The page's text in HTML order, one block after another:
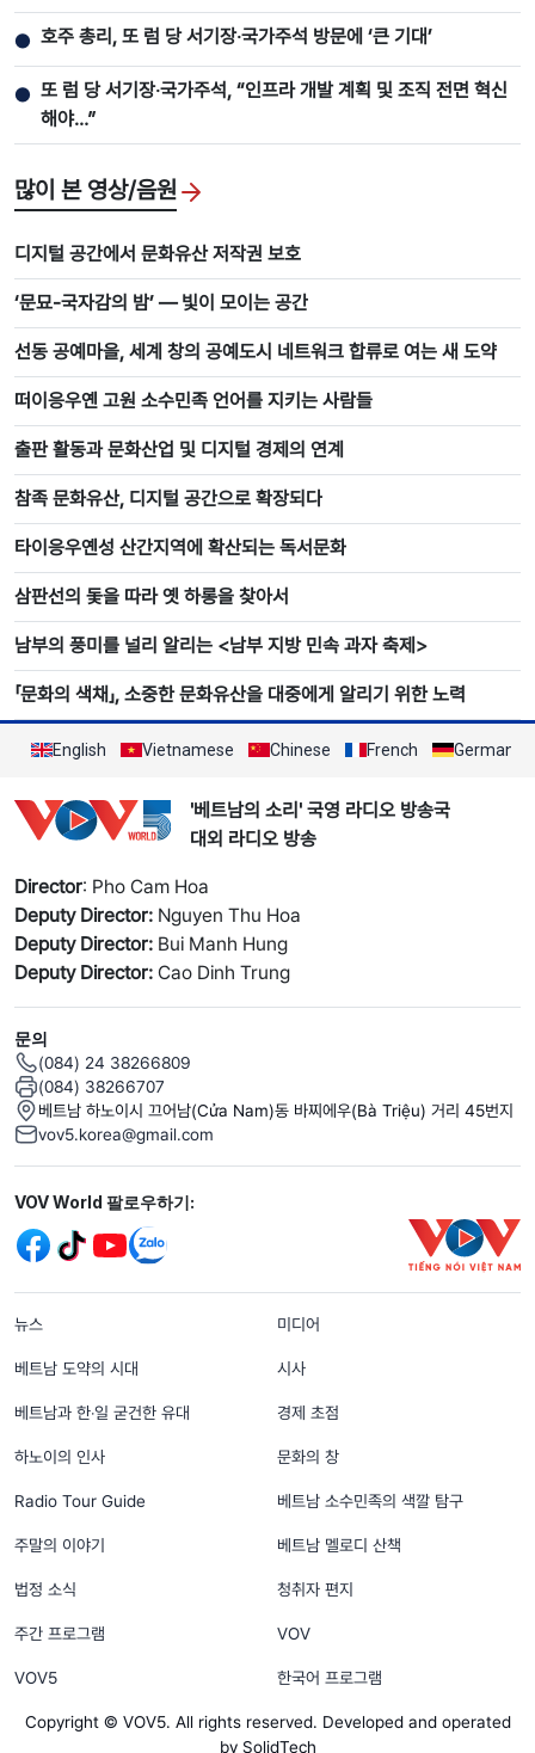
● 호주 총리, 또 럼 당 서기장‧국가주석 방문에 ‘큰 기대’
● 또 럼 당 서기장‧국가주석, “인프라 개발 계획 및 조직 전면 혁신
해야…”
많이 본 영상/음원
디지털 공간에서 문화유산 저작권 보호
‘문묘-국자감의 밤’ ― 빛이 모이는 공간
선동 공예마을, 세계 창의 공예도시 네트워크 합류로 여는 새 도약
떠이응우옌 고원 소수민족 언어를 지키는 사람들
출판 활동과 문화산업 및 디지털 경제의 연계
참족 문화유산, 디지털 공간으로 확장되다
타이응우옌성 산간지역에 확산되는 독서문화
삼판선의 돛을 따라 옛 하롱을 찾아서
남부의 풍미를 널리 알리는 <남부 지방 민속 과자 축제>
「문화의 색채」, 소중한 문화유산을 대중에게 알리기 위한 노력
English Vietnamese Chinese French German
'베트남의 소리' 국영 라디오 방송국
대외 라디오 방송
Director: Pho Cam Hoa
Deputy Director: Nguyen Thu Hoa
Deputy Director: Bui Manh Hung
Deputy Director: Cao Dinh Trung
문의
(084) 24 38266809
(084) 38266707
베트남 하노이시 끄어남(Cửa Nam)동 바찌에우(Bà Triệu) 거리 45번지
vov5.korea@gmail.com
Mạng xã hội
VOV World 팔로우하기:
menu footer tiếng Hàn
뉴스 미디어
베트남 도약의 시대 시사
베트남과 한‧일 굳건한 유대 경제 초점
하노이의 인사 문화의 창
Radio Tour Guide 베트남 소수민족의 색깔 탐구
주말의 이야기 베트남 멜로디 산책
법정 소식 청취자 편지
주간 프로그램 VOV
VOV5 한국어 프로그램
Copyright © VOV5. All rights reserved. Developed and operated
by SolidTech